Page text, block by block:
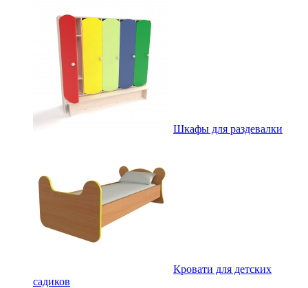
Шкафы для раздевалки
Кровати для детских
садиков